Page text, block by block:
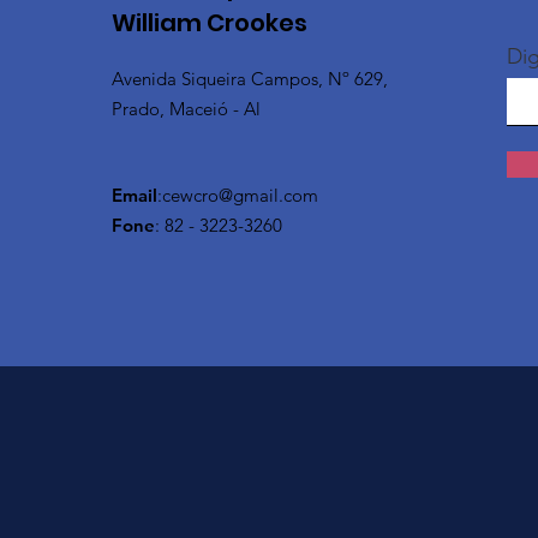
William Crookes
Avenida Siqueira Campos, Nº 629,
Prado, Maceió - Al
Email:cewcro@gmail.com
Fone: 82 - 3223-3260